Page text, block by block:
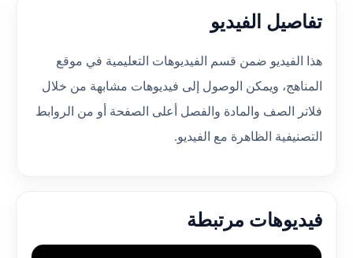
تفاصيل الفيديو
هذا الفيديو ضمن قسم الفيديوهات التعليمية في موقع
المناهج، ويمكن الوصول إلى فيديوهات مشابهة من خلال
فلاتر الصف والمادة والفصل أعلى الصفحة أو من الروابط
التصنيفية الظاهرة مع الفيديو.
فيديوهات مرتبطة